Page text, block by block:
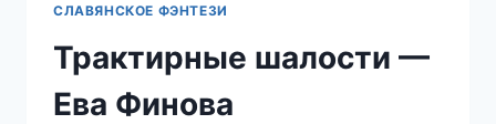
СЛАВЯНСКОЕ ФЭНТЕЗИ
Трактирные шалости —
Ева Финова